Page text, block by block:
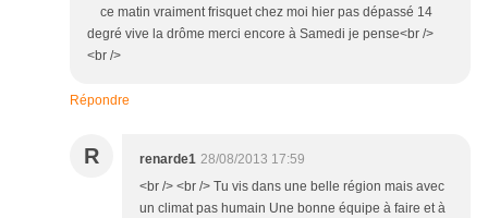
ce matin vraiment frisquet chez moi hier pas dépassé 14
degré vive la drôme merci encore à Samedi je pense<br />
<br />
Répondre
R renarde1 28/08/2013 17:59
<br /> <br /> Tu vis dans une belle région mais avec
un climat pas humain Une bonne équipe à faire et à